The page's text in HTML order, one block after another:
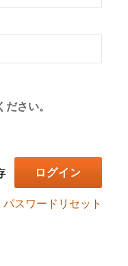
ださい。
パスワードリセット